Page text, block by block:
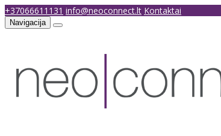
+37066611131 info@neoconnect.lt Kontaktai
Navigacija